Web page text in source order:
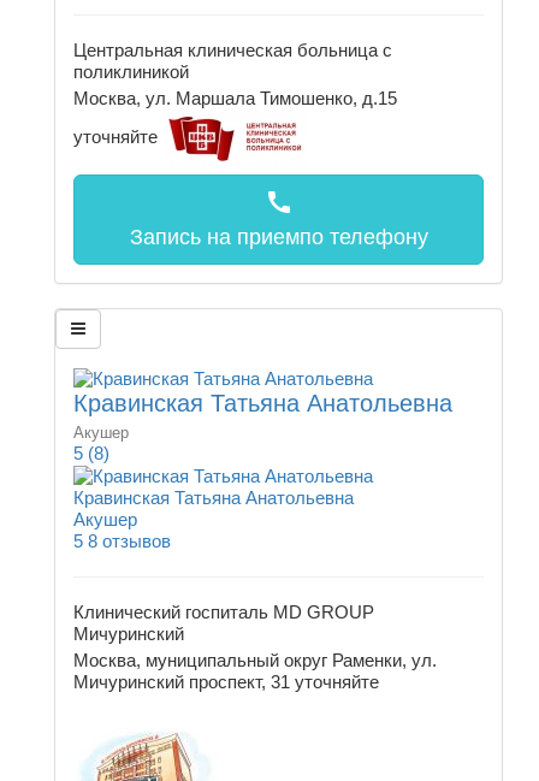
Центральная клиническая больница с
поликлиникой
Москва, ул. Маршала Тимошенко, д.15
уточняйте
call
Запись на приемпо телефону
Кравинская Татьяна Анатольевна
Акушер
5 (8)
Кравинская Татьяна Анатольевна
Акушер
5 8 отзывов
Клинический госпиталь MD GROUP
Мичуринский
Москва, муниципальный округ Раменки, ул.
Мичуринский проспект, 31 уточняйте